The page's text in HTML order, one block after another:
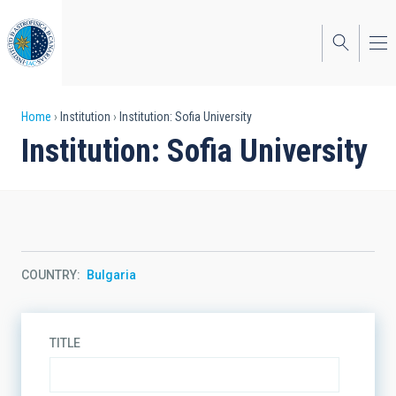
to
main
content
Breadcrumb
Home Institution Institution: Sofia University
Institution: Sofia University
COUNTRY Bulgaria
TITLE